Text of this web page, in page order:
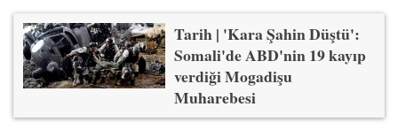
Tarih | 'Kara Şahin Düştü':
Somali'de ABD'nin 19 kayıp
verdiği Mogadişu
Muharebesi